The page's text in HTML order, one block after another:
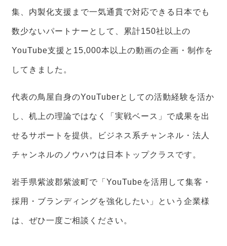
集、内製化支援まで一気通貫で対応できる日本でも
数少ないパートナーとして、累計150社以上の
YouTube支援と15,000本以上の動画の企画・制作を
してきました。
代表の鳥屋自身のYouTuberとしての活動経験を活か
し、机上の理論ではなく「実戦ベース」で成果を出
せるサポートを提供。ビジネス系チャンネル・法人
チャンネルのノウハウは日本トップクラスです。
岩手県紫波郡紫波町で「YouTubeを活用して集客・
採用・ブランディングを強化したい」という企業様
は、ぜひ一度ご相談ください。